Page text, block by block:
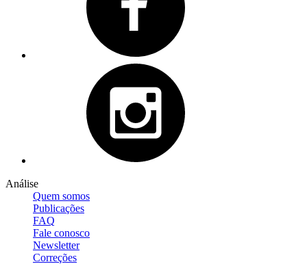
Análise
Quem somos
Publicações
FAQ
Fale conosco
Newsletter
Correções